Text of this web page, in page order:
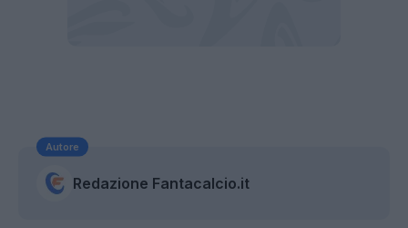
Autore
Redazione Fantacalcio.it